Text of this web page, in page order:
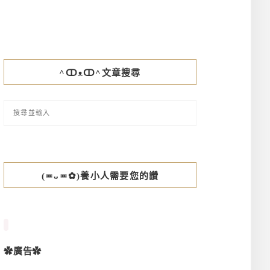
^ↀᴥↀ^文章搜尋
(≖ᴗ≖✿)養小人需要您的讚
✿廣告✿